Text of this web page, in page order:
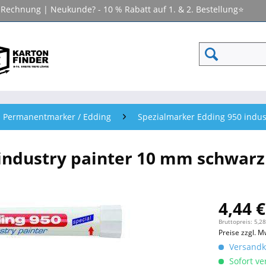
| Neukunde? - 10 % Rabatt auf 1. & 2. Bestellung⭐
Permanentmarker / Edding Spezialmarker Edding 950
painter 10 mm
4,44
Bruttopreis:
Preise zzgl.
Sofort